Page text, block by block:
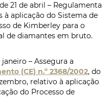
21 de abril – Regulamenta
à aplicação do Sistema de
de Kimberley para o
de diamantes em bruto.
janeiro – Assegura a
(CE) n.º 2368/2002, do
relativo à aplicação
do Processo de